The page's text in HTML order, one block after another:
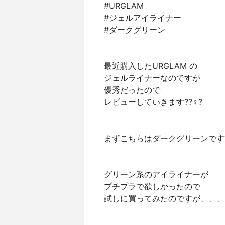
#URGLAM
#ジェルアイライナー
#ダークグリーン
最近購入したURGLAM の
ジェルライナーなのですが
優秀だったので
レビューしていきます??‍♀️?
まずこちらはダークグリーンで
グリーン系のアイライナーが
プチプラで欲しかったので
試しに買ってみたのですが、、、